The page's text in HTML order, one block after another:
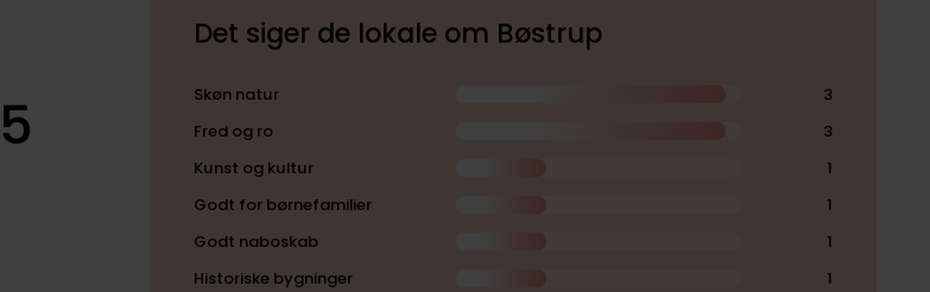
Det siger de lokale om Bøstrup
Skøn natur
3
Fred og ro
3
Kunst og kultur
1
Godt for børnefamilier
1
Godt naboskab
1
Historiske bygninger
1